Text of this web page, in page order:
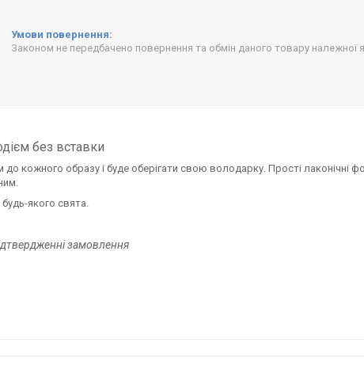
Законом не передбачено повернення та обмін даного товару належної
без вставки
кожного образу і буде оберігати свою володарку. Прості лаконічні
якого свята.
замовлення